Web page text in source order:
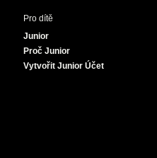
Pro dítě
Junior
Proč Junior
Vytvořit Junior Účet